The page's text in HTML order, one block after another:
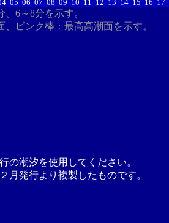
05 06 07 08 09 10 11 12 13 14 15 16 17
6～8分を示す。
、ピンク棒：最高高潮面を示す。
の潮汐を使用してください。
月発行より複製したものです。